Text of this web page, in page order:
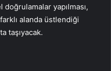
yapılması,
alanda üstlendiği
taşıyacak.